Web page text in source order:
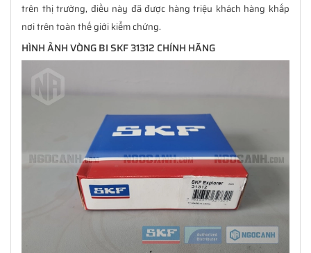
trên thị trường, điều này đã được hàng triệu khách hàng khắp
nơi trên toàn thế giới kiểm chứng.
HÌNH ẢNH VÒNG BI SKF 31312 CHÍNH HÃNG